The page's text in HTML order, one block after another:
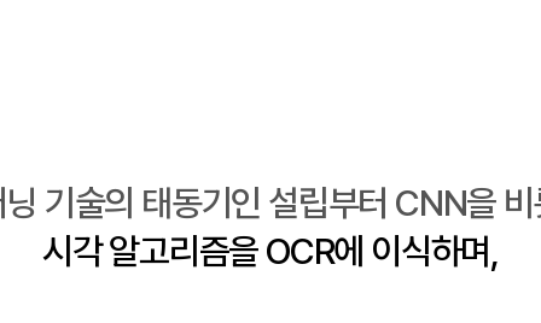
기술의 태동기인 설립부터 CNN을
시각 알고리즘을 OCR에 이식하며,